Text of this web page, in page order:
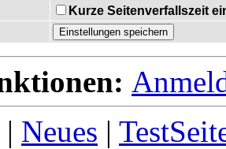
Kurze Seitenverfallszeit
| Neues |